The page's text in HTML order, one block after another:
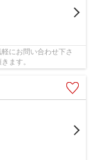
にお問い合わせ下さ
ます。